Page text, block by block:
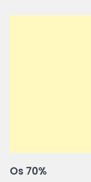
Os 70%